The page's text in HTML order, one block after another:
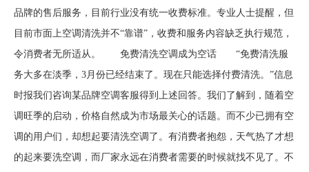
品牌的售后服务，目前行业没有统一收费标准。专业人士提醒，但
目前市面上空调清洗并不“靠谱”，收费和服务内容缺乏执行规范，
令消费者无所适从。 免费清洗空调成为空话 “免费清洗服
务大多在淡季，3月份已经结束了。现在只能选择付费清洗。”信息
时报我们咨询某品牌空调客服得到上述回答。我们了解到，随着空
调旺季的启动，价格自然成为市场最关心的话题。而不少已拥有空
调的用户们，却想起要清洗空调了。有消费者抱怨，天气热了才想
的起来要洗空调，而厂家永远在消费者需要的时候就找不见了。不